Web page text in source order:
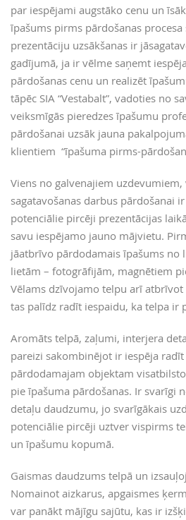
par iespējami augstāko cenu un
īpašums pirms pārdošanas procesa
prezentāciju uzsākšanas ir
gadījumā, ja ir vēlme saņemt
pārdošanas cenu un realizēt
tāpēc SIA “Vestabalt”, vadoties no
veiksmīgās pieredzes īpašumu
pārdošanai uzsāk jauna
klientiem “īpašuma pirms-
Viens no galvenajiem
sagatavošanas darbus pārdošanai
potenciālie pircēji prezentācijas
savu iespējamo jauno mājvietu.
jāatbrīvo pārdodamais īpašums no
lietām – fotogrāfijām, magnētiem
Vēlams dzīvojamo telpu arī
tas palīdz radīt iespaidu, ka telpa ir
Aromāts telpā, zaļumi, interjera
pareizi sakombinējot ir iespēja
pārdodamajam objektam
pie īpašuma pārdošanas. Ir svarīgi
detaļu daudzumu, jo svarīgākais
potenciālie pircēji uztver vispirms
un īpašumu kopumā.
Gaismas daudzums telpā un
Nomainot aizkarus, apgaismes
var panākt mājīgu sajūtu, kas ir